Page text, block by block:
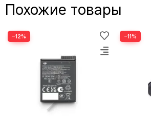
Похожие товары
−12% −11%